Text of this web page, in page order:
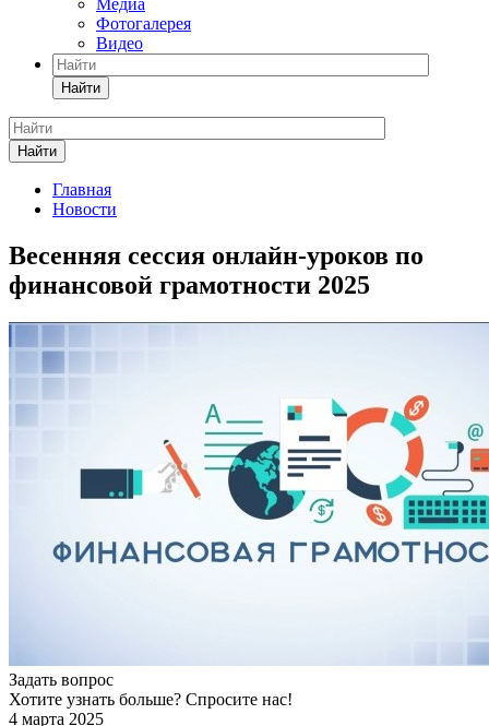
Медиа
Фотогалерея
Видео
Найти
Найти
Главная
Новости
Весенняя сессия онлайн-уроков по
финансовой грамотности 2025
Задать вопрос
Хотите узнать больше? Спросите нас!
4 марта 2025